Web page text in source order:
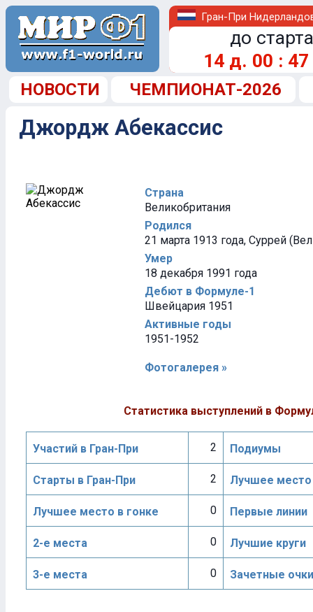
Гран-При
до
14 д. 00 : 47
НОВОСТИ ЧЕМПИОНАТ-2026
Джордж Абекассис
Страна
Великобритания
Родился
21 марта 1913 года, Суррей
Умер
18 декабря 1991 года
Дебют в Формуле-1
Швейцария 1951
Активные годы
1951-1952
Фотогалерея »
Статистика выступлений в
Участий в Гран-При 2 Подиумы
Старты в Гран-При 2 Лучшее место
Лучшее место в гонке 0 Первые линии
2-е места 0 Лучшие круги
3-е места 0 Зачетные очки